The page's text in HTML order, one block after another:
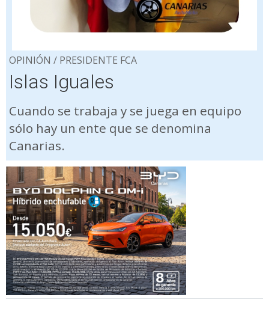
OPINIÓN / PRESIDENTE FCA
Islas Iguales
Cuando se trabaja y se juega en equipo
sólo hay un ente que se denomina
Canarias.